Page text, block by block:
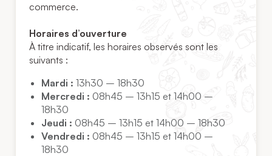
commerce.
Horaires d’ouverture
À titre indicatif, les horaires observés sont les
suivants :
Mardi : 13h30 – 18h30
Mercredi : 08h45 – 13h15 et 14h00 –
18h30
Jeudi : 08h45 – 13h15 et 14h00 – 18h30
Vendredi : 08h45 – 13h15 et 14h00 –
18h30